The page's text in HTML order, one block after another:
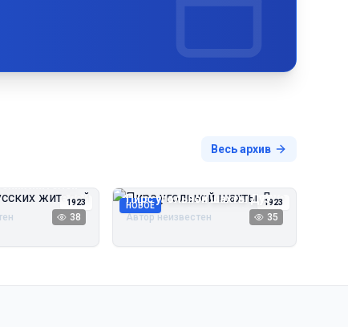
Весь архив
1923
жителей
38
НОВОЕ 1923
Пирс угольной шахты Дуэ
Автор неизвестен 35